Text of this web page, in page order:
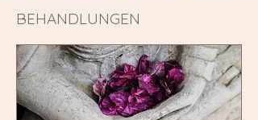
BEHANDLUNGEN